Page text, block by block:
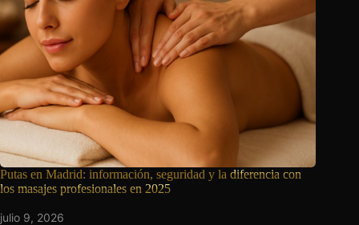
Putas en Madrid: información, seguridad y la diferencia con
los masajes profesionales en 2025
julio 9, 2026